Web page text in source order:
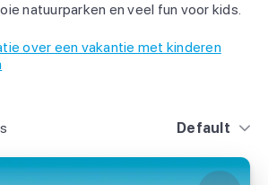
Default
natuurparken en veel fun voor kids.
over een vakantie met kinderen